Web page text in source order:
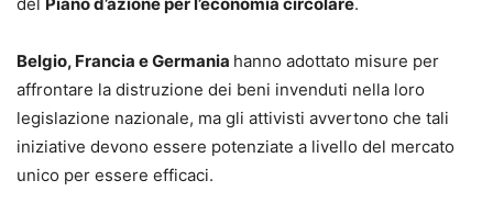
del Piano d’azione per l’economia circolare.
Belgio, Francia e Germania hanno adottato misure per
affrontare la distruzione dei beni invenduti nella loro
legislazione nazionale, ma gli attivisti avvertono che tali
iniziative devono essere potenziate a livello del mercato
unico per essere efficaci.